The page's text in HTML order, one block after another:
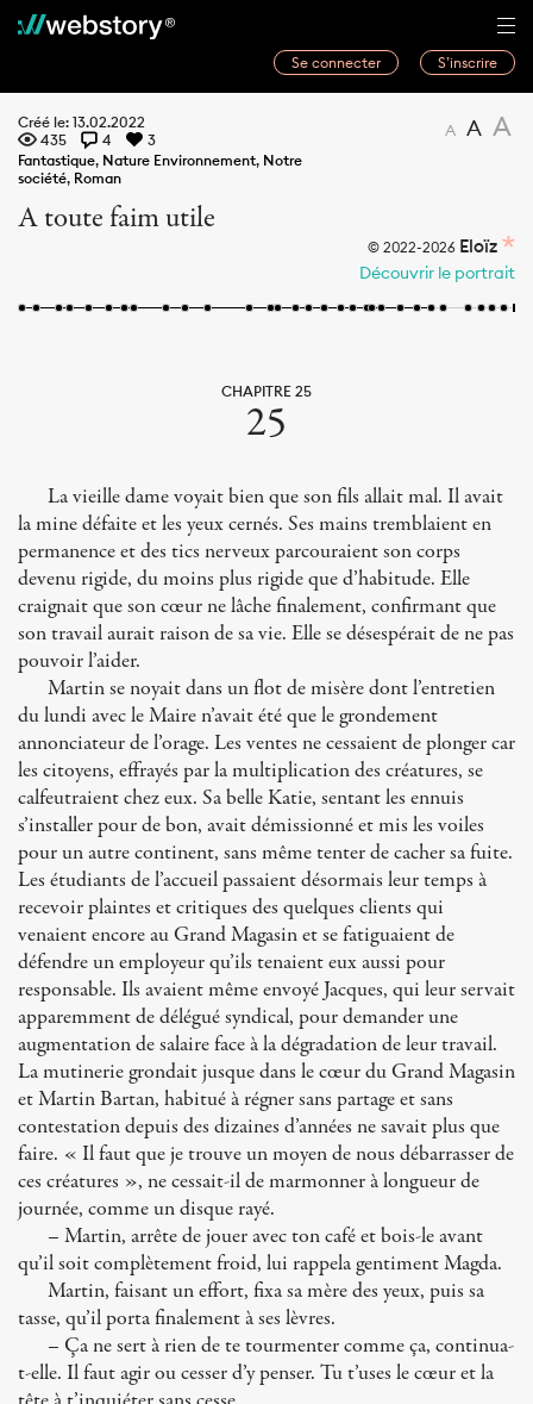
Se connecter S’inscrire
Webwriters
Créé le: 13.02.2022
435
4
3
Fantastique, Nature Environnement, Notre
société, Roman
A A A
A toute faim utile
© 2022-2026 Eloïz
Découvrir le portrait
CHAPITRE 25
25
La vieille dame voyait bien que son fils allait mal. Il avait
la mine défaite et les yeux cernés. Ses mains tremblaient en
permanence et des tics nerveux parcouraient son corps
devenu rigide, du moins plus rigide que d’habitude. Elle
craignait que son cœur ne lâche finalement, confirmant que
son travail aurait raison de sa vie. Elle se désespérait de ne pas
pouvoir l’aider.
Martin se noyait dans un flot de misère dont l’entretien
du lundi avec le Maire n’avait été que le grondement
annonciateur de l’orage. Les ventes ne cessaient de plonger car
les citoyens, effrayés par la multiplication des créatures, se
calfeutraient chez eux. Sa belle Katie, sentant les ennuis
s’installer pour de bon, avait démissionné et mis les voiles
pour un autre continent, sans même tenter de cacher sa fuite.
Les étudiants de l’accueil passaient désormais leur temps à
recevoir plaintes et critiques des quelques clients qui
venaient encore au Grand Magasin et se fatiguaient de
défendre un employeur qu’ils tenaient eux aussi pour
responsable. Ils avaient même envoyé Jacques, qui leur servait
apparemment de délégué syndical, pour demander une
augmentation de salaire face à la dégradation de leur travail.
La mutinerie grondait jusque dans le cœur du Grand Magasin
et Martin Bartan, habitué à régner sans partage et sans
contestation depuis des dizaines d’années ne savait plus que
faire. « Il faut que je trouve un moyen de nous débarrasser de
ces créatures », ne cessait-il de marmonner à longueur de
journée, comme un disque rayé.
– Martin, arrête de jouer avec ton café et bois-le avant
qu’il soit complètement froid, lui rappela gentiment Magda.
Martin, faisant un effort, fixa sa mère des yeux, puis sa
tasse, qu’il porta finalement à ses lèvres.
– Ça ne sert à rien de te tourmenter comme ça, continua-
t-elle. Il faut agir ou cesser d’y penser. Tu t’uses le cœur et la